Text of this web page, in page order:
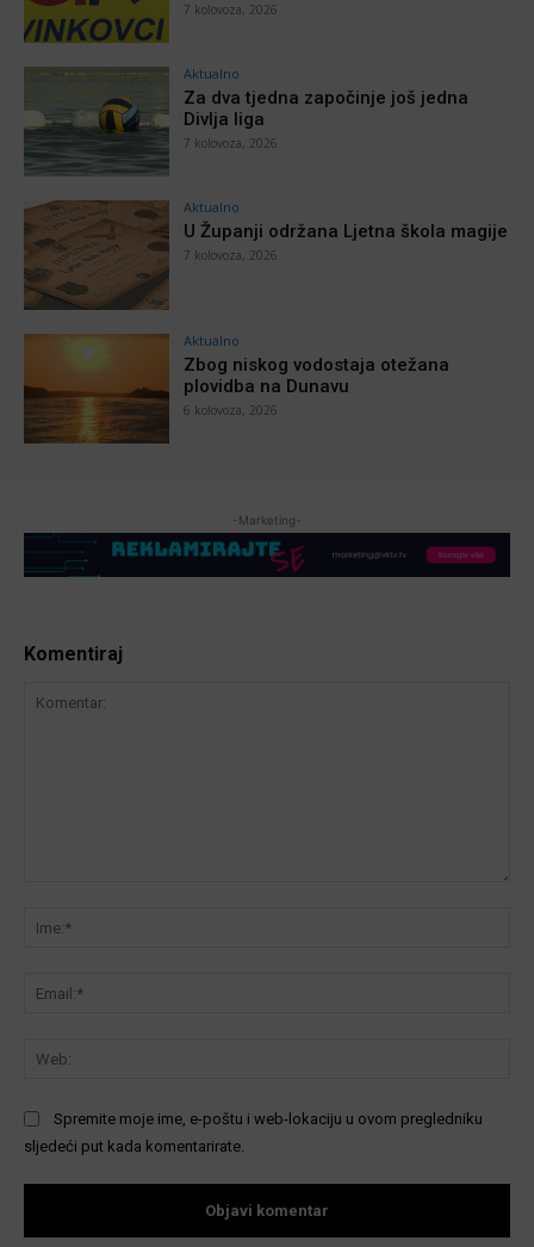
7 kolovoza, 2026
Aktualno
Za dva tjedna započinje još jedna
Divlja liga
7 kolovoza, 2026
Aktualno
U Županji održana Ljetna škola magije
7 kolovoza, 2026
Aktualno
Zbog niskog vodostaja otežana
plovidba na Dunavu
6 kolovoza, 2026
-Marketing-
Komentiraj
Spremite moje ime, e-poštu i web-lokaciju u ovom pregledniku
sljedeći put kada komentarirate.